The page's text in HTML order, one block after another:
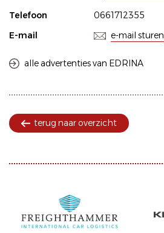
Telefoon
0661712355
E-mail
e-mail sturen
alle advertenties van EDRINA
terug naar overzicht